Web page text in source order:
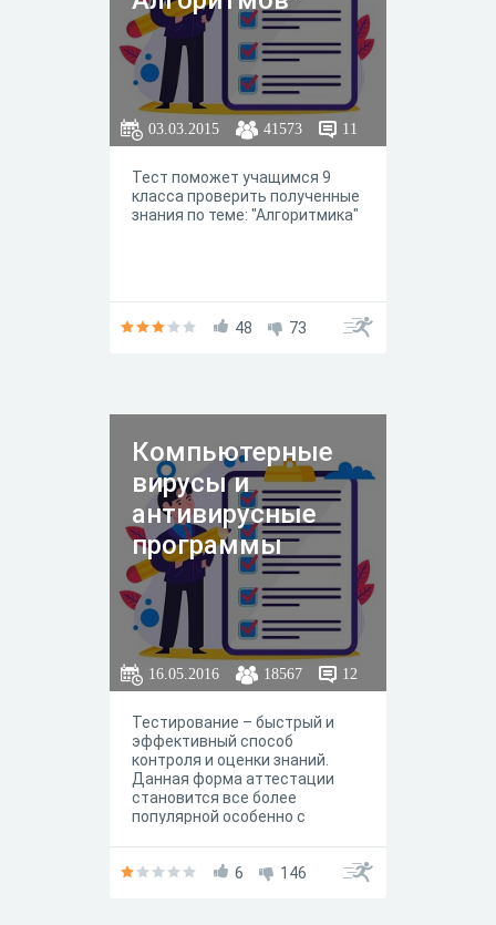
03.03.2015 41573 11
Тест поможет учащимся 9
класса проверить полученные
знания по теме: "Алгоритмика"
48 73
Компьютерные
вирусы и
антивирусные
программы
16.05.2016 18567 12
Тестирование – быстрый и
эффективный способ
контроля и оценки знаний.
Данная форма аттестации
становится все более
популярной особенно с
Наряду с традиционными
6 146